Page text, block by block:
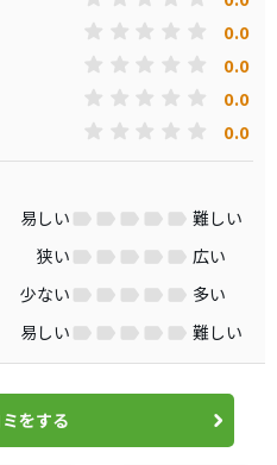
0.0
0.0
0.0
0.0
易しい
難しい
狭い
広い
少ない
多い
易しい 難しい
をする